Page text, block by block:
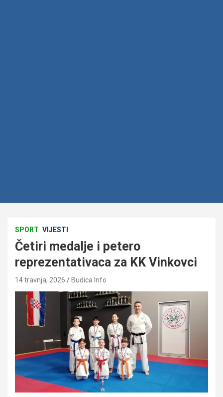
SPORT VIJESTI
Četiri medalje i petero
reprezentativaca za KK Vinkovci
14 travnja, 2026 Budica Info